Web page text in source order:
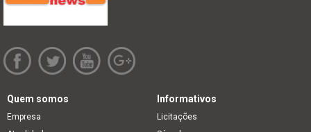
Quem somos
Empresa
Informativos
Licitações